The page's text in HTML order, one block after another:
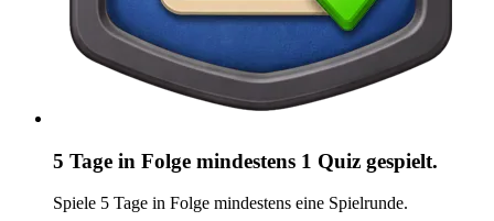
5 Tage in Folge mindestens 1 Quiz gespielt.
Spiele 5 Tage in Folge mindestens eine Spielrunde.